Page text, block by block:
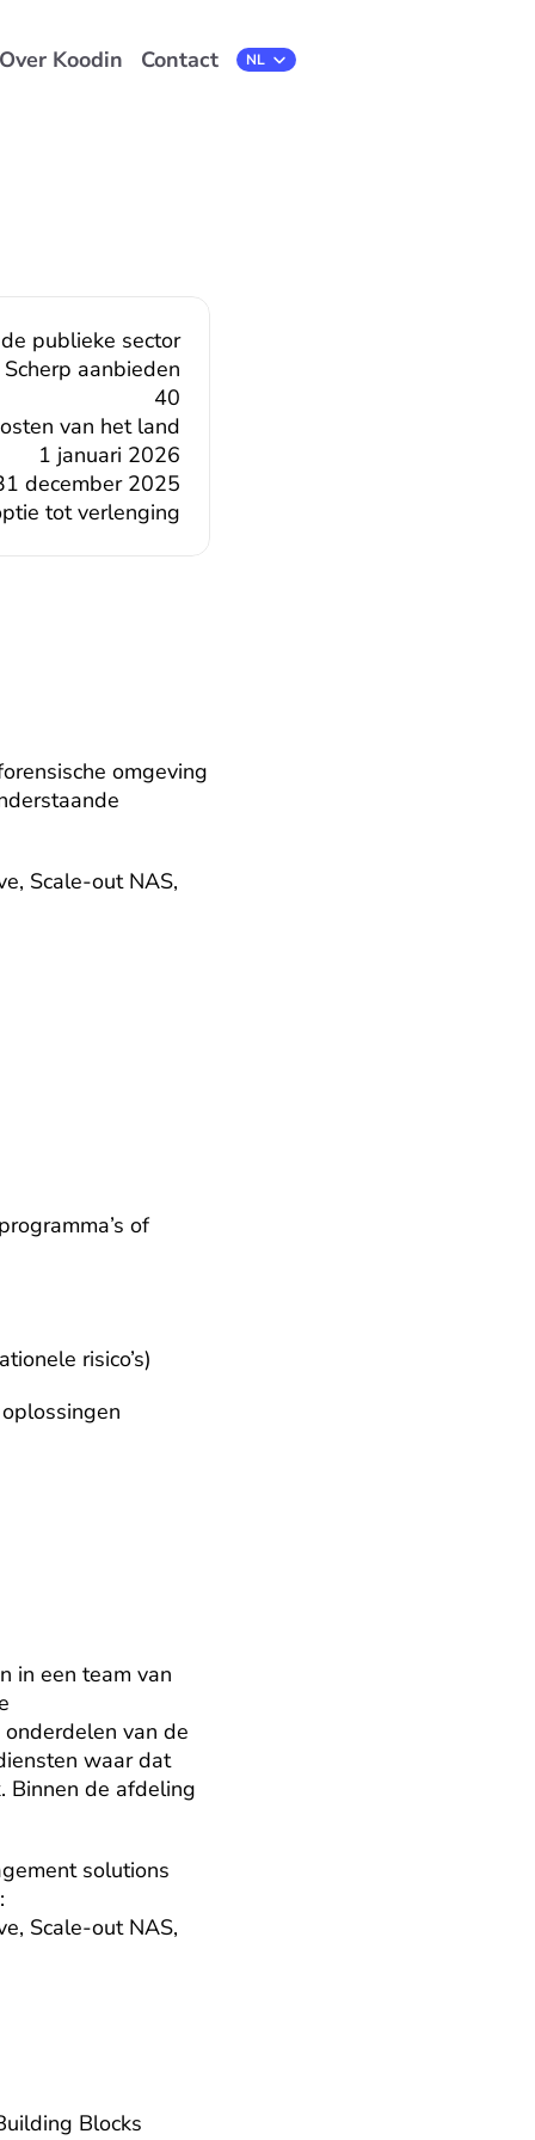
Over Koodin Contact Select Language
NL
1 januari 2026
december 2025
tot verlenging
publieke sector
Scherp aanbieden
40
van het land
omgeving
Scale-out NAS,
of
risico’s)
in een team van
van de
waar dat
Binnen de afdeling
solutions
Scale-out NAS,
Blocks